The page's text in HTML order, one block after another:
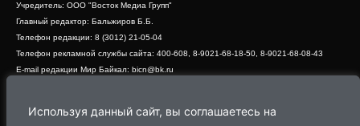
Используя данный сайт, вы соглашаетесь на
Учредитель: ООО "Восток Медиа Групп"
Главный редактор: Бальжиров Б.Б.
Телефон редакции: 8 (3012) 21-05-04
Телефон рекламной службы сайта: 400-608, 8-9021-68-18-50, 8-9021-68-08-43
E-mail редакции Мир Байкал: bicn@bk.ru
Адрес редакции: 670000, г. Улан-Удэ, ул. Профсоюзная, дом 44, офис 1